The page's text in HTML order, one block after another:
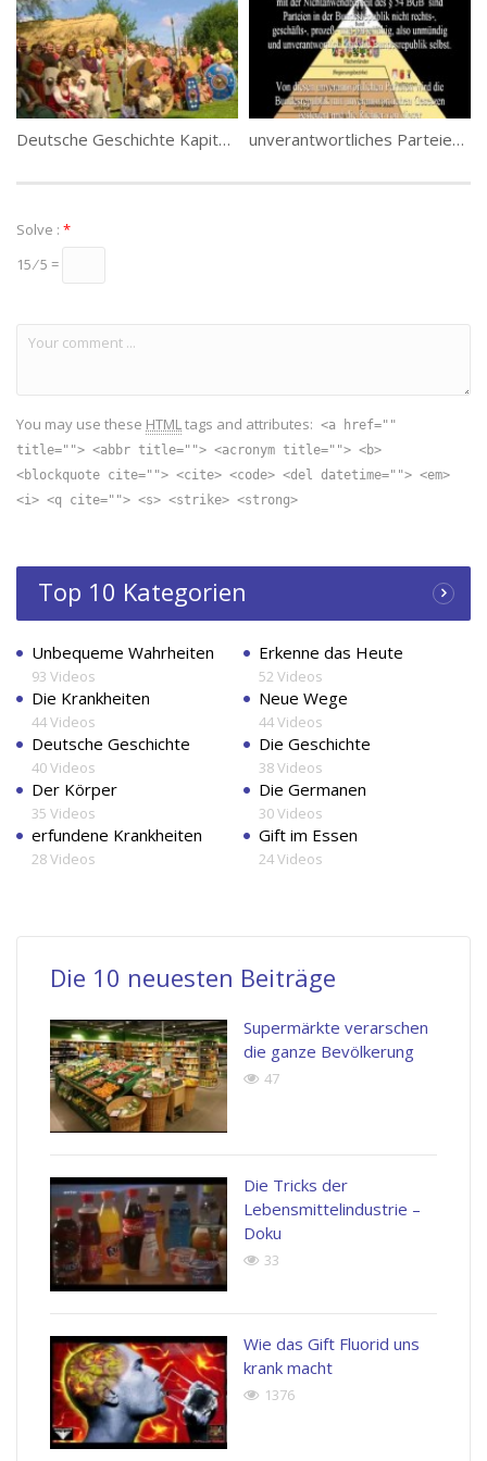
aufwendig konstruierte Möbel und sogar eine Leier.
(22)
Category:Deutsche Geschichte,Die Germanen,Die Geschichte
Tags:Die Alamannen
Deutsche Geschichte Kapitel 1 – Die Germanen Teil 5 unverantwortliches Parteiengesetz – unverantwortliche Demokratie
Solve : *
15 ⁄ 5 =
You may use these HTMLtags and attributes: <a href=""
title=""> <abbr title=""> <acronym title=""> <b>
<blockquote cite=""> <cite> <code> <del datetime=""> <em>
<i> <q cite=""> <s> <strike> <strong>
Top 10 Kategorien
Unbequeme Wahrheiten
93 Videos
Erkenne das Heute
52 Videos
Die Krankheiten
44 Videos
Neue Wege
44 Videos
Deutsche Geschichte
40 Videos
Die Geschichte
38 Videos
Der Körper
35 Videos
Die Germanen
30 Videos
erfundene Krankheiten
28 Videos
Gift im Essen
24 Videos
Die 10 neuesten Beiträge
Supermärkte verarschen
die ganze Bevölkerung
47
Die Tricks der
Lebensmittelindustrie –
Doku
33
Wie das Gift Fluorid uns
krank macht
1376